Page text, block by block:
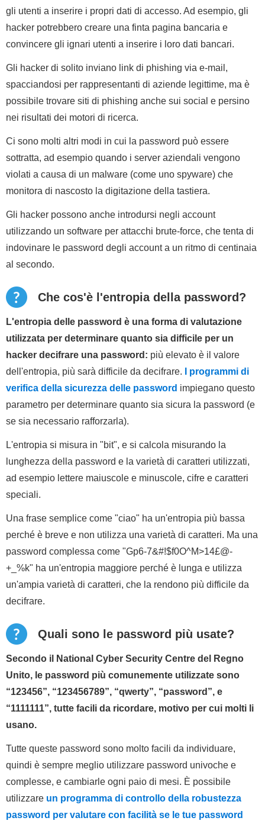
gli utenti a inserire i propri dati di accesso. Ad esempio, gli
hacker potrebbero creare una finta pagina bancaria e
convincere gli ignari utenti a inserire i loro dati bancari.
Gli hacker di solito inviano link di phishing via e-mail,
spacciandosi per rappresentanti di aziende legittime, ma è
possibile trovare siti di phishing anche sui social e persino
nei risultati dei motori di ricerca.
Ci sono molti altri modi in cui la password può essere
sottratta, ad esempio quando i server aziendali vengono
violati a causa di un malware (come uno spyware) che
monitora di nascosto la digitazione della tastiera.
Gli hacker possono anche introdursi negli account
utilizzando un software per attacchi brute-force, che tenta di
indovinare le password degli account a un ritmo di centinaia
al secondo.
Che cos'è l'entropia della password?
L'entropia delle password è una forma di valutazione
utilizzata per determinare quanto sia difficile per un
hacker decifrare una password: più elevato è il valore
dell'entropia, più sarà difficile da decifrare.
I programmi di
verifica della sicurezza delle password impiegano questo
parametro per determinare quanto sia sicura la password (e
se sia necessario rafforzarla).
L'entropia si misura in "bit", e si calcola misurando la
lunghezza della password e la varietà di caratteri utilizzati,
ad esempio lettere maiuscole e minuscole, cifre e caratteri
speciali.
Una frase semplice come "ciao" ha un'entropia più bassa
perché è breve e non utilizza una varietà di caratteri. Ma una
password complessa come "Gp6-7&#!$f0O^M>14£@-
+_%k" ha un'entropia maggiore perché è lunga e utilizza
un'ampia varietà di caratteri, che la rendono più difficile da
decifrare.
Quali sono le password più usate?
Secondo il National Cyber Security Centre del Regno
Unito, le password più comunemente utilizzate sono
“123456”, “123456789”, “qwerty”, “password”, e
“1111111”, tutte facili da ricordare, motivo per cui molti li
usano.
Tutte queste password sono molto facili da individuare,
quindi è sempre meglio utilizzare password univoche e
complesse, e cambiarle ogni paio di mesi. È possibile
utilizzare un programma di controllo della robustezza
password per valutare con facilità se le tue password